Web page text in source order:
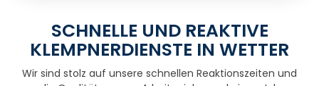
SCHNELLE UND REAKTIVE
KLEMPNERDIENSTE IN WETTER
Wir sind stolz auf unsere schnellen Reaktionszeiten und